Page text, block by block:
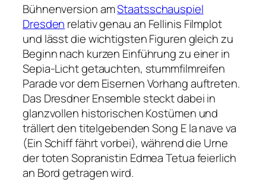
Bühnenversion amStaatsschauspiel
Dresden relativ genau an Fellinis Filmplot
und lässt die wichtigsten Figuren gleich zu
Beginn nach kurzen Einführung zu einer in
Sepia-Licht getauchten, stummfilmreifen
Parade vor dem Eisernen Vorhang auftreten.
Das Dresdner Ensemble steckt dabei in
glanzvollen historischen Kostümen und
trällert den titelgebenden Song E la nave va
(Ein Schiff fährt vorbei), während die Urne
der toten Sopranistin Edmea Tetua feierlich
an Bord getragen wird.